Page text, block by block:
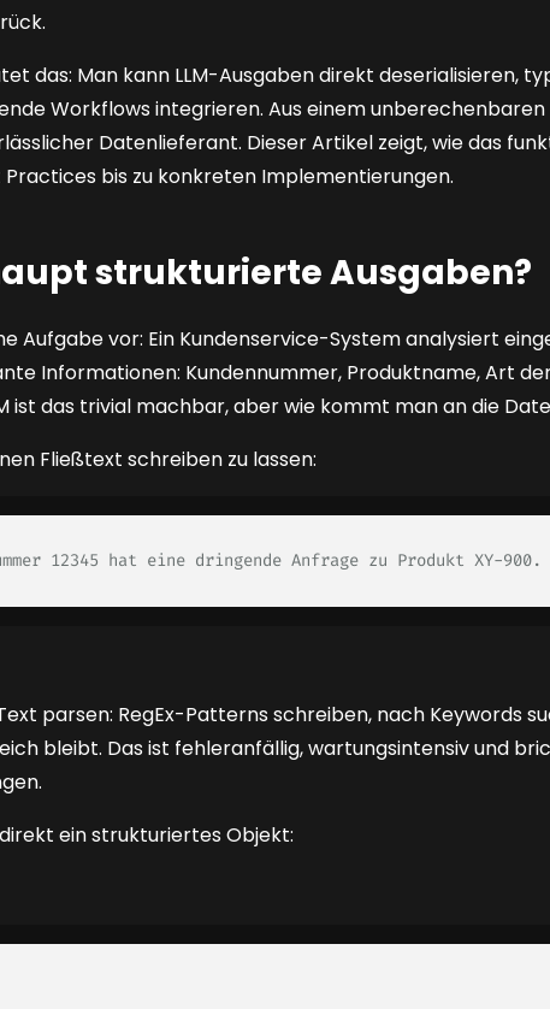
das: Man kann LLM-Ausgaben direkt deserialisieren,
Workflows integrieren. Aus einem unberechenbaren
Datenlieferant. Dieser Artikel zeigt, wie das
bis zu konkreten Implementierungen.
strukturierte Ausgaben?
Aufgabe vor: Ein Kundenservice-System analysiert
Informationen: Kundennummer, Produktname, Art
ist das trivial machbar, aber wie kommt man an die
Fließtext schreiben zu lassen:
12345 hat eine dringende Anfrage zu Produkt XY-
parsen: RegEx-Patterns schreiben, nach Keywords
bleibt. Das ist fehleranfällig, wartungsintensiv und
ein strukturiertes Objekt: